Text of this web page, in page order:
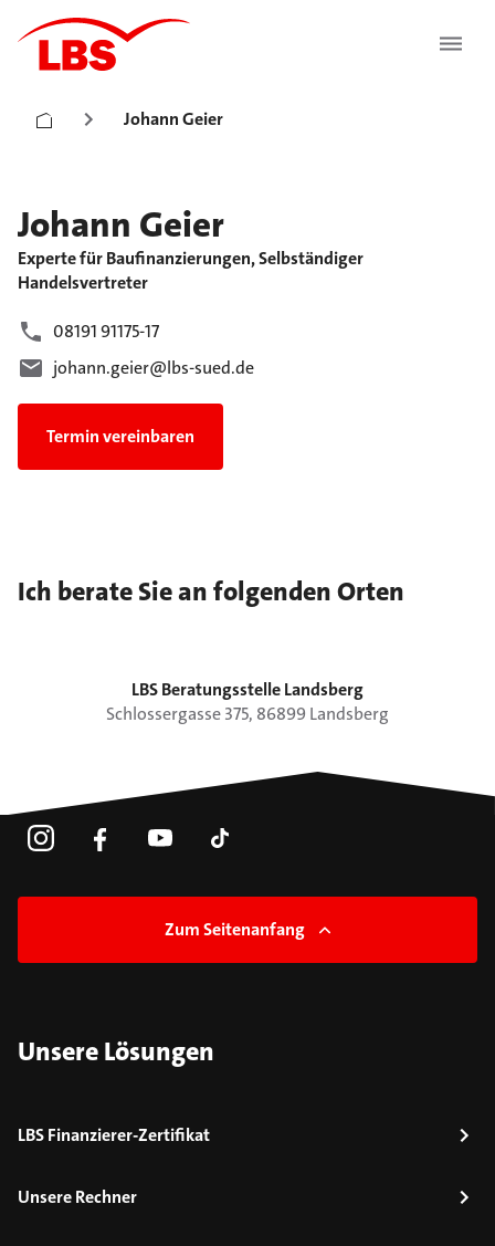
Johann Geier
Johann Geier
Experte für Baufinanzierungen, Selbständiger
Handelsvertreter
08191 91175-17
johann.geier@lbs-sued.de
Termin vereinbaren
Ich berate Sie an folgenden Orten
LBS Beratungsstelle Landsberg
Schlossergasse375, 86899 Landsberg
Zum Seitenanfang
Unsere Lösungen
LBS Finanzierer-Zertifikat
Unsere Rechner